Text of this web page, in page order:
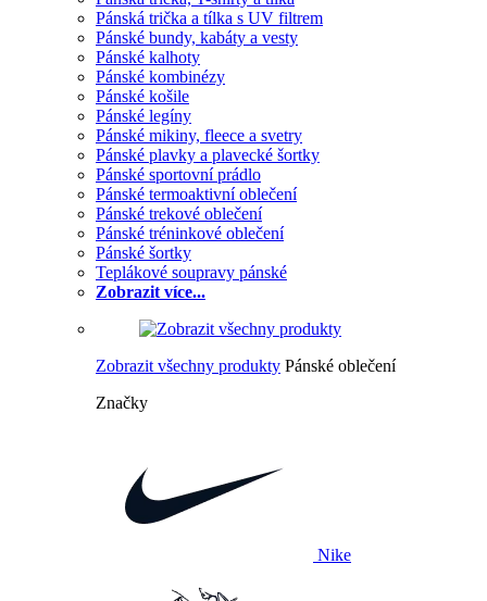
Pánská trička a tílka s UV filtrem
Pánské bundy, kabáty a vesty
Pánské kalhoty
Pánské kombinézy
Pánské košile
Pánské legíny
Pánské mikiny, fleece a svetry
Pánské plavky a plavecké šortky
Pánské sportovní prádlo
Pánské termoaktivní oblečení
Pánské trekové oblečení
Pánské tréninkové oblečení
Pánské šortky
Teplákové soupravy pánské
Zobrazit více...
Zobrazit všechny produkty Pánské oblečení
Značky
Nike